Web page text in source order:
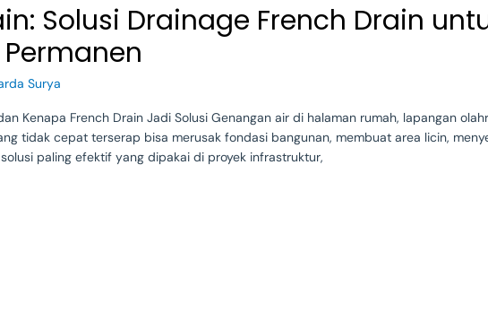
Solusi Drainage French Drain
Surya
Kenapa French Drain Jadi Solusi Genangan air di halaman rumah, lapangan
tidak cepat terserap bisa merusak fondasi bangunan, membuat area licin,
paling efektif yang dipakai di proyek infrastruktur,